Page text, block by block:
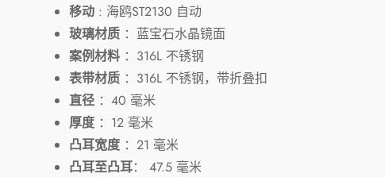
移动 : 海鸥ST2130 自动
玻璃材质 ：蓝宝石水晶镜面
案例材料 ：316L 不锈钢
表带材质 ：316L 不锈钢，带折叠扣
直径 ：40 毫米
厚度 ：12 毫米
凸耳宽度 ：21 毫米
凸耳至凸耳：
47.5 毫米